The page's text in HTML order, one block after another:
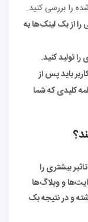
را بررسی کنید.
را از بک لینک‌ها به
تولید کنید.
باید پس از
کلیدی که شما
بیشتری را
و وبلاگ‌ها
و در نتیجه بک